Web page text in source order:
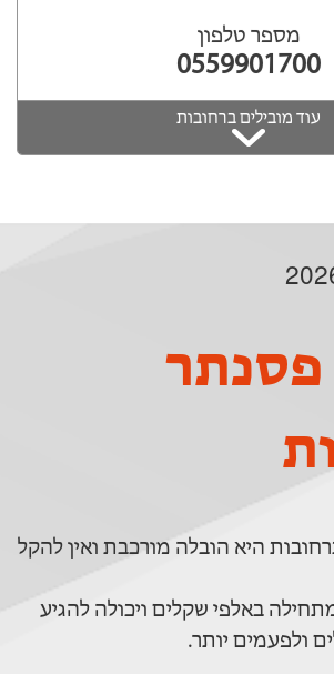
מספר טלפון
0559901700
עוד מובילים ברחובות
פסנתר
היא הובלה מורכבת ואין להקל
באלפי שקלים ויכולה להגיע
ולפעמים יותר.